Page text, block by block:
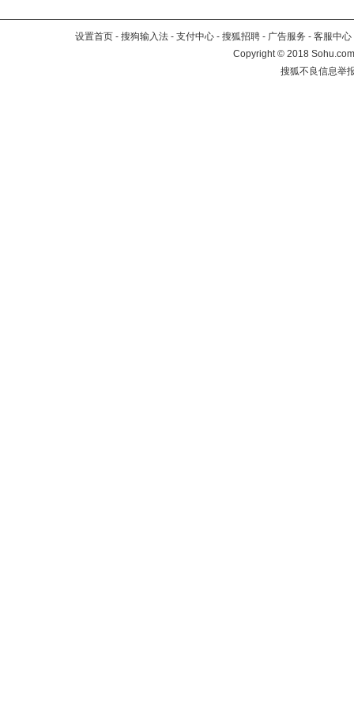
设置首页 - 搜狗输入法 - 支付中心 - 搜狐招聘 - 广告服务 - 客服中心
Copyright©2018
搜狐不良信息举